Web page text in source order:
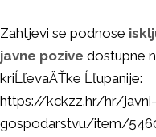
Zahtjevi se podnose
javne pozive dostupne
kriĹľevaÄŤke Ĺľupanije:
https://kckzz.hr/hr/
gospodarstvu/item/